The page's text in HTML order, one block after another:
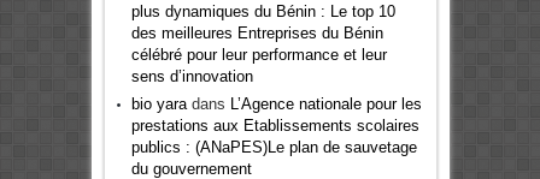
plus dynamiques du Bénin : Le top 10
des meilleures Entreprises du Bénin
célébré pour leur performance et leur
sens d’innovation
bio yaradans
L’Agence nationale pour les
prestations aux Etablissements scolaires
publics : (ANaPES)Le plan de sauvetage
du gouvernement